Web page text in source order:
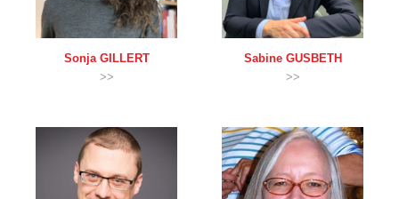
Sonja GILLERT
>>
Sabine GUSBETH
>>